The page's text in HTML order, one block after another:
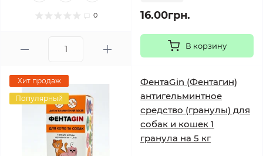
0 16.00грн.
В корзину
Хит продаж
Популярный
ФентаGin (Фентагин)
антигельминтное
средство (гранулы) для
собак и кошек 1
гранула на 5 кг